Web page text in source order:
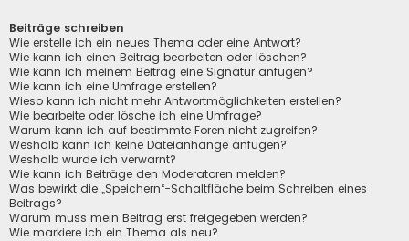
Beiträge schreiben
Wie erstelle ich ein neues Thema oder eine Antwort?
Wie kann ich einen Beitrag bearbeiten oder löschen?
Wie kann ich meinem Beitrag eine Signatur anfügen?
Wie kann ich eine Umfrage erstellen?
Wieso kann ich nicht mehr Antwortmöglichkeiten erstellen?
Wie bearbeite oder lösche ich eine Umfrage?
Warum kann ich auf bestimmte Foren nicht zugreifen?
Weshalb kann ich keine Dateianhänge anfügen?
Weshalb wurde ich verwarnt?
Wie kann ich Beiträge den Moderatoren melden?
Was bewirkt die „Speichern“-Schaltfläche beim Schreiben eines
Beitrags?
Warum muss mein Beitrag erst freigegeben werden?
Wie markiere ich ein Thema als neu?